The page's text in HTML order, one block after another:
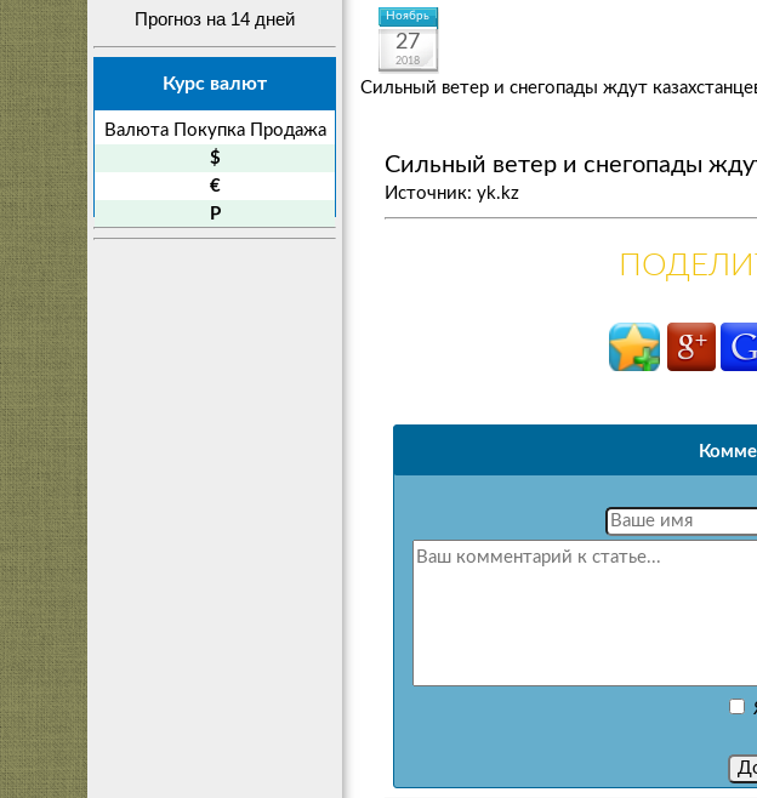
Прогноз на 14 дней
Курс валют
Валюта Покупка
Продажа
$
€
P
Ноябрь
27
2018
Сильный ветер и снегопады ждут
Сильный ветер и снегопады
Источник: yk.kz